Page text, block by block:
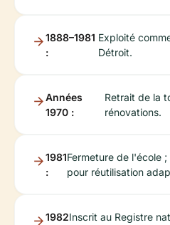
1888–1981
:
Exploité
Détroit.
Années
1970 :
Retrait de la
rénovations.
1981
:
Fermeture de l'école
pour réutilisation
1982Inscrit au Registre